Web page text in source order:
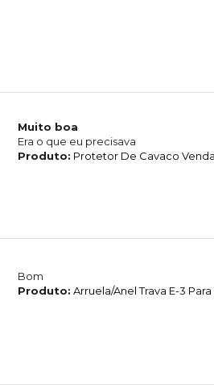
Muito boa
Era o que eu precisava
Produto: Protetor De Cavaco
Bom
Produto: Arruela/Anel Trava E-3